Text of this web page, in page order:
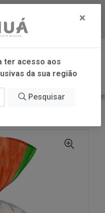
Baixe já nosso APP
0
×
ter acesso aos
da sua região
Pesquisar